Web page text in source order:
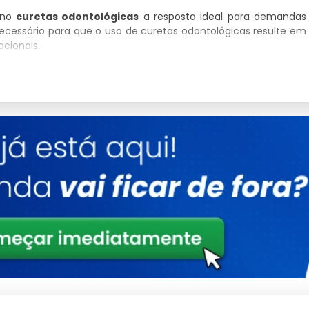
curetas odontológicas a resposta ideal para demandas
para que o uso de curetas odontológicas resulte em
Detalhes
Otimizado para baixo consumo e alto ganho
Produto com garantia de procedência e
suporte
Consultoria Especializada
técnico.